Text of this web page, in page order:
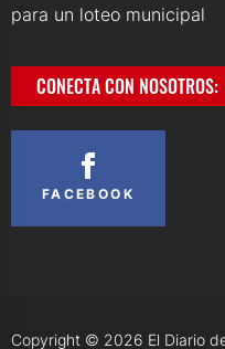
para un loteo municipal
CONECTA CON NOSOTROS:
FACEBOOK
Copyright © 2026 El Diario